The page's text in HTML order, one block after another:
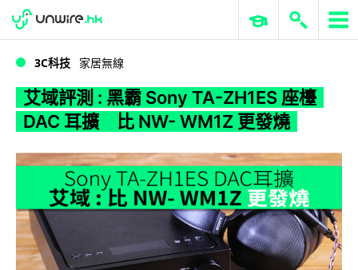
WWDC 2026 ERP 與商業 AI
3C科技 家居無線
艾域評測 : 黑霸 Sony TA-ZH1ES 座檯
DAC 耳擴 比 NW- WM1Z 更發燒